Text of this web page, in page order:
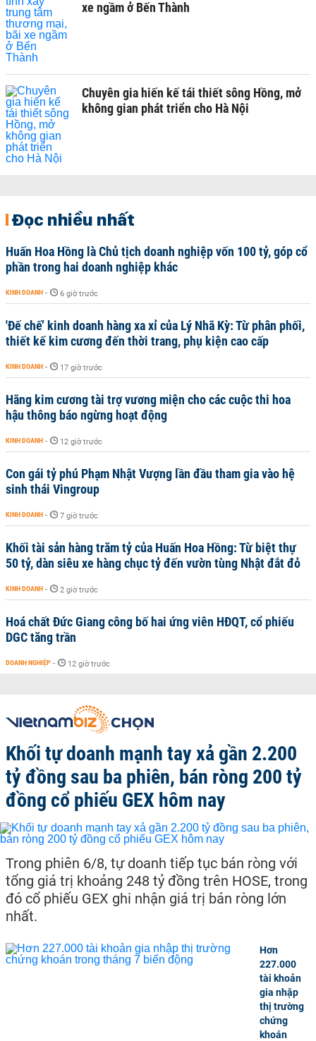
xe ngầm ở Bến Thành
Chuyên gia hiến kế tái thiết sông Hồng, mở
không gian phát triển cho Hà Nội
Đọc nhiều nhất
Huấn Hoa Hồng là Chủ tịch doanh nghiệp vốn 100 tỷ, góp cổ
phần trong hai doanh nghiệp khác
KINH DOANH - 6 giờ trước
'Đế chế’ kinh doanh hàng xa xỉ của Lý Nhã Kỳ: Từ phân phối,
thiết kế kim cương đến thời trang, phụ kiện cao cấp
KINH DOANH - 17 giờ trước
Hãng kim cương tài trợ vương miện cho các cuộc thi hoa
hậu thông báo ngừng hoạt động
KINH DOANH - 12 giờ trước
Con gái tỷ phú Phạm Nhật Vượng lần đầu tham gia vào hệ
sinh thái Vingroup
KINH DOANH - 7 giờ trước
Khối tài sản hàng trăm tỷ của Huấn Hoa Hồng: Từ biệt thự
50 tỷ, dàn siêu xe hàng chục tỷ đến vườn tùng Nhật đắt đỏ
KINH DOANH - 2 giờ trước
Hoá chất Đức Giang công bố hai ứng viên HĐQT, cổ phiếu
DGC tăng trần
DOANH NGHIỆP - 12 giờ trước
Khối tự doanh mạnh tay xả gần 2.200
tỷ đồng sau ba phiên, bán ròng 200 tỷ
đồng cổ phiếu GEX hôm nay
Trong phiên 6/8, tự doanh tiếp tục bán ròng với
tổng giá trị khoảng 248 tỷ đồng trên HOSE, trong
đó cổ phiếu GEX ghi nhận giá trị bán ròng lớn
nhất.
Hơn
227.000
tài khoản
gia nhập
thị trường
chứng
khoán